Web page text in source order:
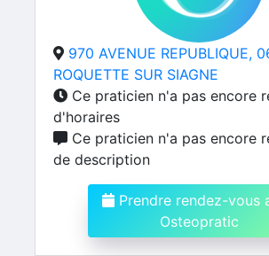
970 AVENUE REPUBLIQUE,
ROQUETTE SUR SIAGNE
Ce praticien n'a pas encore
d'horaires
Ce praticien n'a pas encore
de description
Prendre rendez-vous
Osteopratic